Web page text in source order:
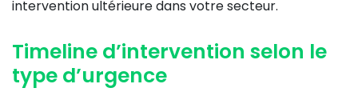
intervention ultérieure dans votre secteur.
Timeline d’intervention selon le
type d’urgence